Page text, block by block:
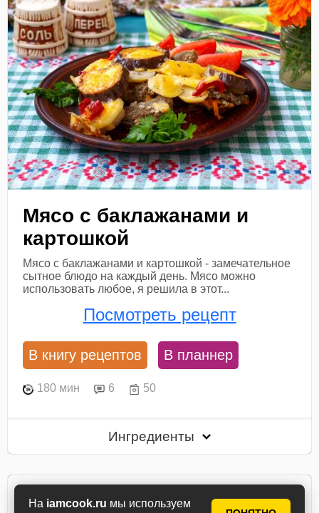
На iamcook.ru мы используем
Мясо с баклажанами и
картошкой
Мясо с баклажанами и картошкой - замечательное
сытное блюдо на каждый день. Мясо можно
использовать любое, я решила в этот...
Посмотреть рецепт
В книгу рецептов В планнер
180 мин 6 50
Ингредиенты